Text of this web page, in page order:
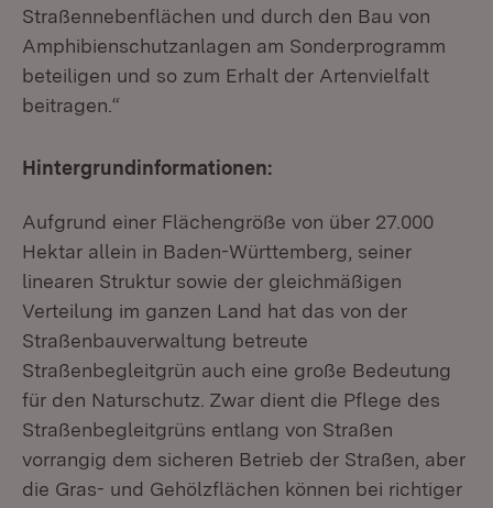
Straßennebenflächen und durch den Bau von
Amphibienschutzanlagen am Sonderprogramm
beteiligen und so zum Erhalt der Artenvielfalt
beitragen.“
Hintergrundinformationen:
Aufgrund einer Flächengröße von über 27.000
Hektar allein in Baden-Württemberg, seiner
linearen Struktur sowie der gleichmäßigen
Verteilung im ganzen Land hat das von der
Straßenbauverwaltung betreute
Straßenbegleitgrün auch eine große Bedeutung
für den Naturschutz. Zwar dient die Pflege des
Straßenbegleitgrüns entlang von Straßen
vorrangig dem sicheren Betrieb der Straßen, aber
die Gras- und Gehölzflächen können bei richtiger